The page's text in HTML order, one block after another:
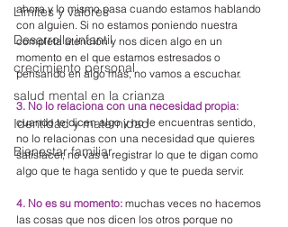
Límites y valores
Desarrollo infantil
crecimiento personal
salud mental en la crianza
Identidad y maternidad
Bienestar familiar
ahora y lo mismo pasa cuando estamos hablando
con alguien. Si no estamos poniendo nuestra
completa atención y nos dicen algo en un
momento en el que estamos estresados o
pensando en algo más, no vamos a escuchar.
3. No lo relaciona con una necesidad propia:
cuando te dicen algo y no le encuentras sentido,
no lo relacionas con una necesidad que quieres
satisfacer, no vas a registrar lo que te digan como
algo que te haga sentido y que te pueda servir.
4. No es su momento: muchas veces no hacemos
las cosas que nos dicen los otros porque no